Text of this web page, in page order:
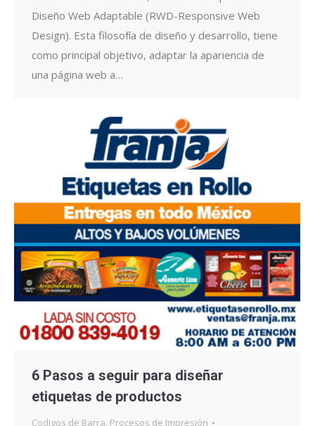
Diseño Web Adaptable (RWD-Responsive Web
Design). Esta filosofía de diseño y desarrollo, tiene
como principal objetivo, adaptar la apariencia de
una página web a…
6 Pasos a seguir para diseñar
etiquetas de productos
Codigos de Barra, Procesos de Impresión